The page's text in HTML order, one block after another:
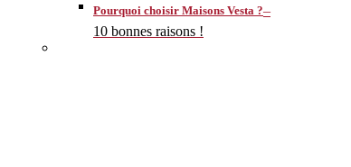
Pourquoi choisir Maisons Vesta ?–
10 bonnes raisons !